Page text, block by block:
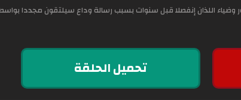
وضياء اللذان إنفصلا قبل سنوات بسبب رسالة وداع سيلتقون مجددا
تحميل الحلقة